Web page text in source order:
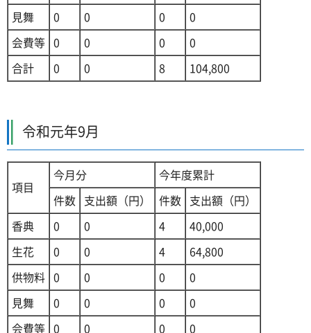
見舞
0 0 0
0
会費等 0 0 0
0
合計
0 0 8 104,800
令和元年9月
項目
今月分
今年度累計
件数 支出額（円） 件数 支出額（円）
香典
0 0 4
40,000
生花
0 0 4
64,800
供物料 0 0 0
0
見舞
0 0 0
0
会費等 0 0 0 0